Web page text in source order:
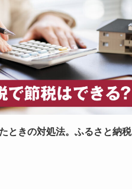
ときの対処法。ふるさと納税